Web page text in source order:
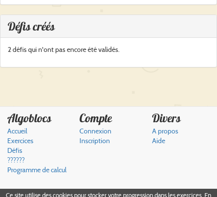
Défis créés
2 défis qui n'ont pas encore été validés.
Algoblocs
Accueil
Exercices
Défis
??????
Programme de calcul
Compte
Connexion
Inscription
Divers
A propos
Aide
Ce site utilise des cookies pour stocker votre progression dans les exercices. En